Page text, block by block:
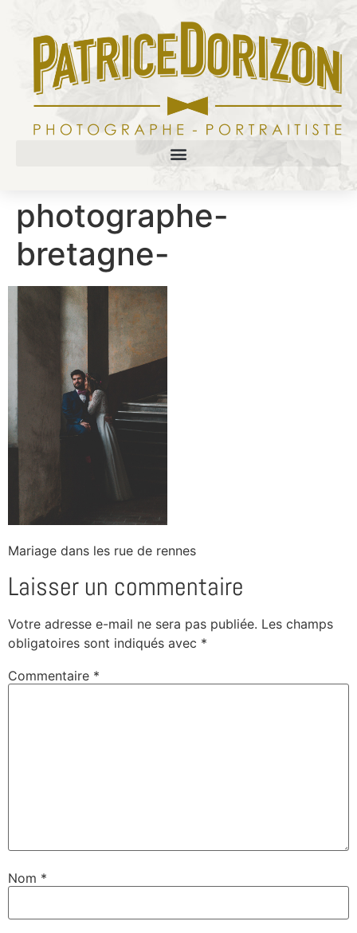
photographe-
bretagne-
Mariage dans les rue de rennes
Laisser un commentaire
Votre adresse e-mail ne sera pas publiée. Les champs
obligatoires sont indiqués avec *
Commentaire *
Nom *